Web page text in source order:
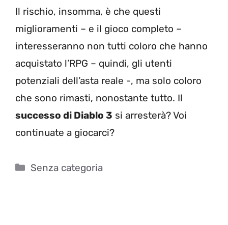
Il rischio, insomma, è che questi
miglioramenti – e il gioco completo –
interesseranno non tutti coloro che hanno
acquistato l’RPG – quindi, gli utenti
potenziali dell’asta reale -, ma solo coloro
che sono rimasti, nonostante tutto. Il
successo di Diablo 3 si arresterà? Voi
continuate a giocarci?
Categorie
Senza categoria